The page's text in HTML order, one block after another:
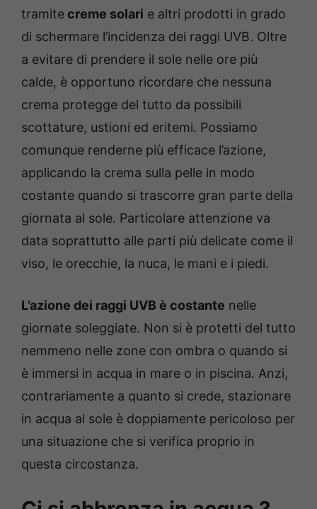
tramite creme solari e altri prodotti in grado
di schermare l’incidenza dei raggi UVB. Oltre
a evitare di prendere il sole nelle ore più
calde, è opportuno ricordare che nessuna
crema protegge del tutto da possibili
scottature, ustioni ed eritemi. Possiamo
comunque renderne più efficace l’azione,
applicando la crema sulla pelle in modo
costante quando si trascorre gran parte della
giornata al sole. Particolare attenzione va
data soprattutto alle parti più delicate come il
viso, le orecchie, la nuca, le mani e i piedi.
L’azione dei raggi UVB è costante nelle
giornate soleggiate. Non si è protetti del tutto
nemmeno nelle zone con ombra o quando si
è immersi in acqua in mare o in piscina. Anzi,
contrariamente a quanto si crede, stazionare
in acqua al sole è doppiamente pericoloso per
una situazione che si verifica proprio in
questa circostanza.